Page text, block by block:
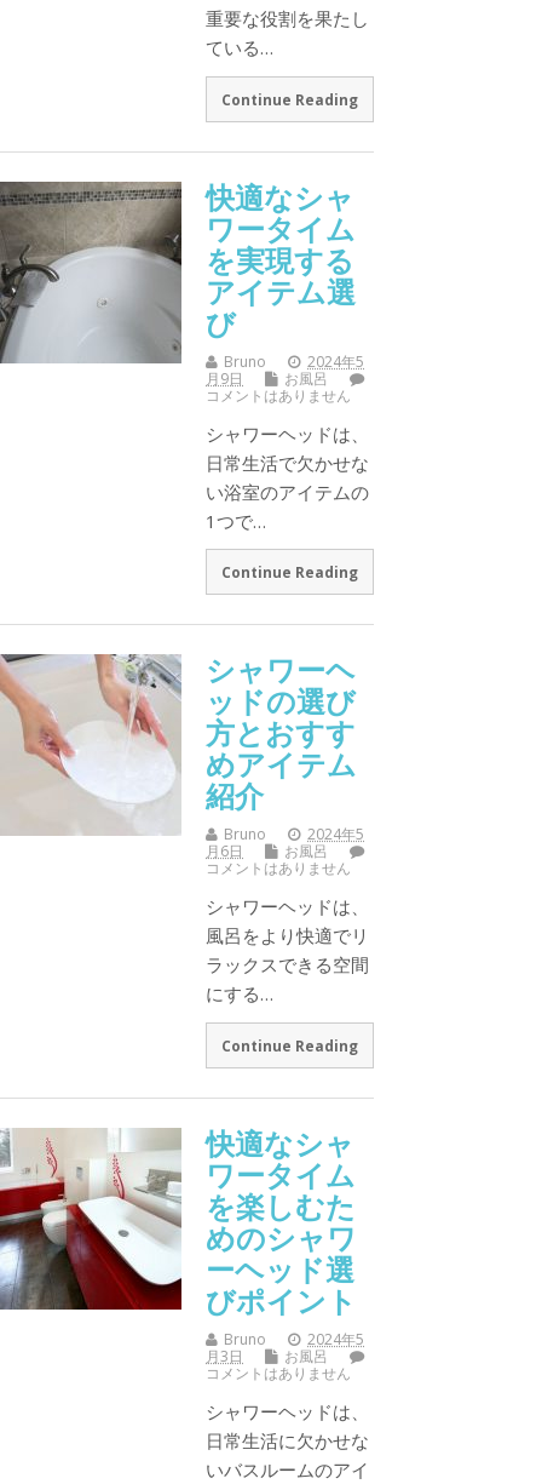
重要な役割を果たし
ている…
Continue Reading
快適なシャ
ワータイム
を実現する
アイテム選
び
Bruno
2024年5
月9日
お風呂
コメントはありません
シャワーヘッドは、
日常生活で欠かせな
い浴室のアイテムの
1つで…
Continue Reading
シャワーヘ
ッドの選び
方とおすす
めアイテム
紹介
Bruno
2024年5
月6日
お風呂
コメントはありません
シャワーヘッドは、
風呂をより快適でリ
ラックスできる空間
にする…
Continue Reading
快適なシャ
ワータイム
を楽しむた
めのシャワ
ーヘッド選
びポイント
Bruno
2024年5
月3日
お風呂
コメントはありません
シャワーヘッドは、
日常生活に欠かせな
いバスルームのアイ